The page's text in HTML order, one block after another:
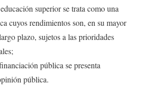
superior se trata como una
cuyos rendimientos son, en su mayor
plazo, sujetos a las prioridades
pública se presenta
pública.